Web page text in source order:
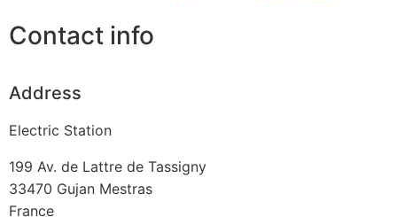
Contact info
Address
Electric Station
199 Av. de Lattre de Tassigny
33470 Gujan Mestras
France